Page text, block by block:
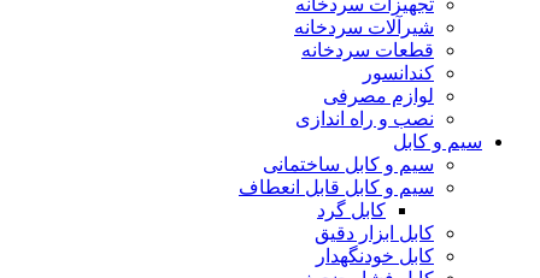
تجهیزات سردخانه
شیرآلات سردخانه
قطعات سردخانه
کندانسور
لوازم مصرفی
نصب و راه اندازی
سیم و کابل
سیم و کابل ساختمانی
سیم و کابل قابل انعطاف
کابل گرد
کابل ابزار دقیق
کابل خودنگهدار